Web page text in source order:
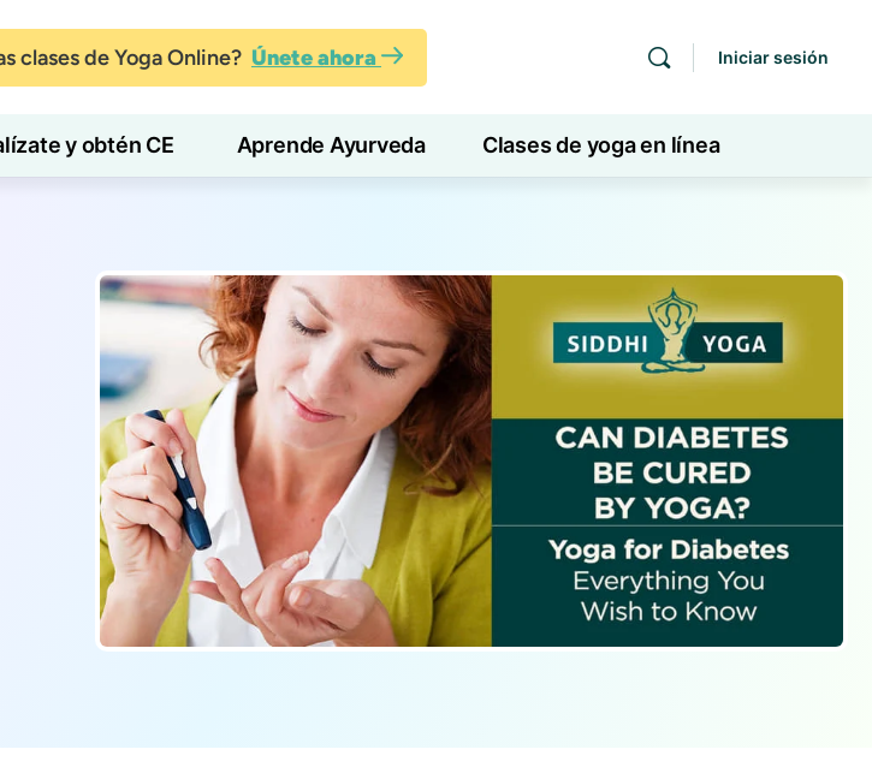
clases de Yoga Online? Únete ahora Iniciar sesión
y obtén CE Aprende Ayurveda Clases de yoga en línea